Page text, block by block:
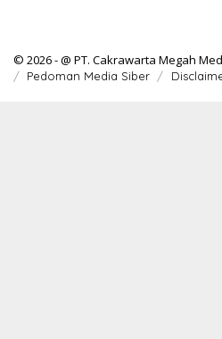
© 2026 - @ PT. Cakrawarta Megah
Pedoman Media Siber